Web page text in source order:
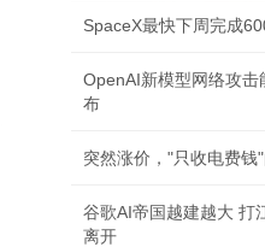
SpaceX最快下周完成
OpenAI新模型网络攻
布
突然涨价，"只收电费钱
谷歌AI帝国越建越大 打
离开